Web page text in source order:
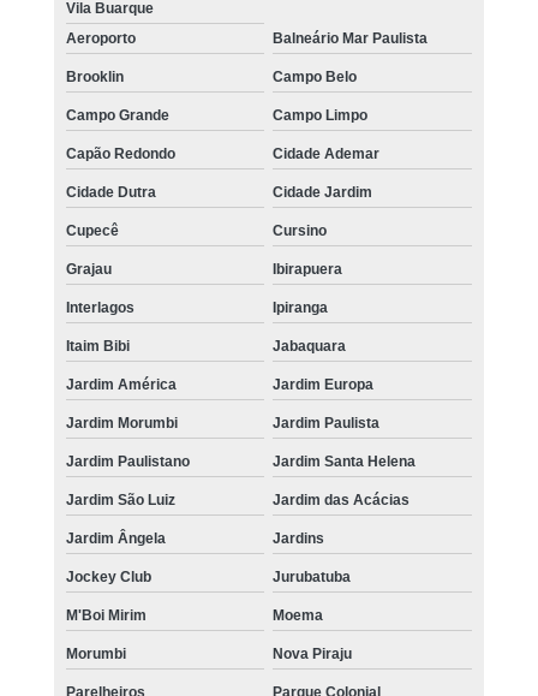
Vila Buarque
Aeroporto
Balneário Mar Paulista
Brooklin Campo Belo
Campo Grande Campo Limpo
Capão Redondo Cidade Ademar
Cidade Dutra Cidade Jardim
Cupecê Cursino
Grajau Ibirapuera
Interlagos Ipiranga
Itaim Bibi Jabaquara
Jardim América Jardim Europa
Jardim Morumbi Jardim Paulista
Jardim Paulistano Jardim Santa Helena
Jardim São Luiz Jardim das Acácias
Jardim Ângela Jardins
Jockey Club Jurubatuba
M'Boi Mirim Moema
Morumbi Nova Piraju
Parelheiros Parque Colonial